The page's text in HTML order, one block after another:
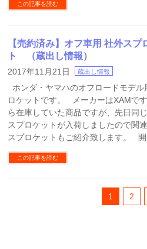
この記事を読む
【売約済み】オフ車用 社外スプ
ト （蔵出し情報）
2017年11月21日 蔵出し情報
ホンダ・ヤマハのオフロードモデル
ロケットです。 メーカーはXAMで
ら在庫していた商品ですが、先日同
スプロケットが入荷しましたので関
スプロケットもご紹介致します。
この記事を読む
1 2